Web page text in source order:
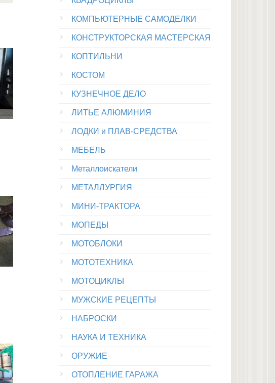
КОМПЬЮТЕРНЫЕ САМОДЕЛКИ
КОНСТРУКТОРСКАЯ МАСТЕРСКАЯ
КОПТИЛЬНИ
КОСТОМ
КУЗНЕЧНОЕ ДЕЛО
ЛИТЬЕ АЛЮМИНИЯ
ЛОДКИ и ПЛАВ-СРЕДСТВА
МЕБЕЛЬ
Металлоискатели
МЕТАЛЛУРГИЯ
МИНИ-ТРАКТОРА
МОПЕДЫ
МОТОБЛОКИ
МОТОТЕХНИКА
МОТОЦИКЛЫ
МУЖСКИЕ РЕЦЕПТЫ
НАБРОСКИ
НАУКА И ТЕХНИКА
ОРУЖИЕ
ОТОПЛЕНИЕ ГАРАЖА